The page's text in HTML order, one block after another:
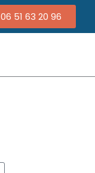
06 51 63 20 96